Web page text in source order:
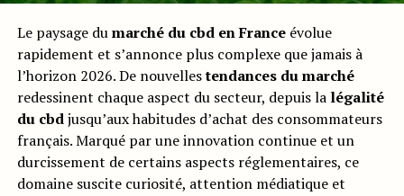
Le paysage dumarché du cbd en Franceévolue
rapidement et s’annonce plus complexe que jamais à
l’horizon 2026. De nouvellestendances du marché
redessinent chaque aspect du secteur, depuis la légalité
du cbdjusqu’aux habitudes d’achat des consommateurs
français. Marqué par une innovation continue et un
durcissement de certains aspects réglementaires, ce
domaine suscite curiosité, attention médiatique et